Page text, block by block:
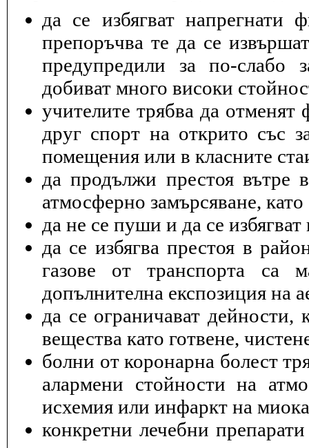
да се избягват напрегнати
препоръчва те да се
предупредили за по-слабо
добиват много високи
учителите трябва да отменят
друг спорт на открито със
помещения или в класните
да продължи престоя вътре
атмосферно замърсяване,
да не се пуши и да се
да се избягва престоя в
газове от транспорта са
допълнителна експозиция на
да се ограничават
вещества като готвене,
болни от коронарна болест
алармени стойности на
исхемия или инфаркт на
конкретни лечебни